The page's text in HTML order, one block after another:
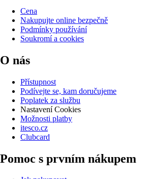
Cena
Nakupujte online bezpečně
Podmínky používání
Soukromí a cookies
O nás
Přístupnost
Podívejte se, kam doručujeme
Poplatek za službu
Nastavení Cookies
Možnosti platby
itesco.cz
Clubcard
Pomoc s prvním nákupem